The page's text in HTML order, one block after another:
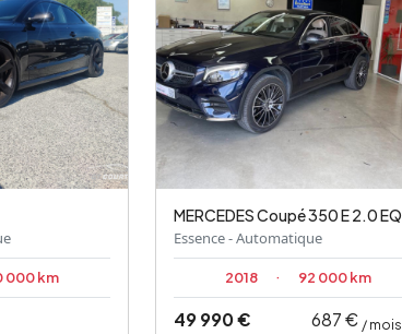
000 km
MERCEDESCoupé 350 E 2.0 EQ Power 4MATIC 7G-Tronic
Essence - Automatique
2018 · 92 000 km
49 990 € 687 € / mois